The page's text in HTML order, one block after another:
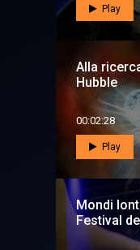
Play
Alla
Hubble
00:02:28
Play
Mondi
Festival